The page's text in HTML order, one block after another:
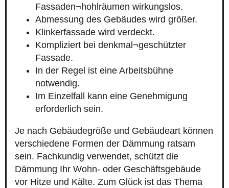
Fassaden¬hohlräumen wirkungslos.
Abmessung des Gebäudes wird größer.
Klinkerfassade wird verdeckt.
Kompliziert bei denkmal¬geschützter
Fassade.
In der Regel ist eine Arbeitsbühne
notwendig.
Im Einzelfall kann eine Genehmigung
erforderlich sein.
Je nach Gebäudegröße und Gebäudeart können
verschiedene Formen der Dämmung ratsam
sein. Fachkundig verwendet, schützt die
Dämmung Ihr Wohn- oder Geschäftsgebäude
vor Hitze und Kälte. Zum Glück ist das Thema